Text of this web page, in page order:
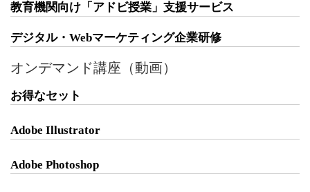
教育機関向け「アドビ授業」支援サービス
デジタル・Webマーケティング企業研修
オンデマンド講座（動画）
お得なセット
Adobe Illustrator
Adobe Photoshop